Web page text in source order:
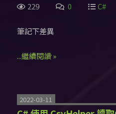
229 0 C#
筆記下差異
...繼續閱讀 »
2022-03-11